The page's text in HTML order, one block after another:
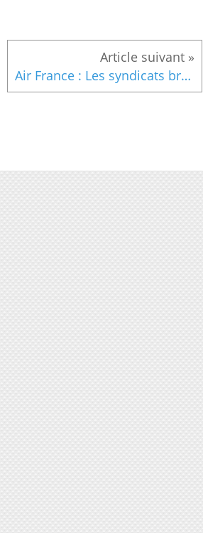
Air France : Les syndicats brandissent la menace d'un "été houleux"